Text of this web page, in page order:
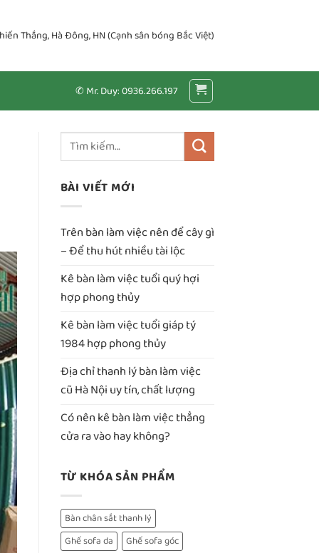
Thắng, Hà Đông, HN (Cạnh sân bóng Bắc Việt)
✆ Mr. Duy: 0936.266.197
BÀI VIẾT MỚI
Trên bàn làm việc nên để cây gì
– Để thu hút nhiều tài lộc
Kê bàn làm việc tuổi quý hợi
hợp phong thủy
Kê bàn làm việc tuổi giáp tý
1984 hợp phong thủy
Địa chỉ thanh lý bàn làm việc
cũ Hà Nội uy tín, chất lượng
Có nên kê bàn làm việc thẳng
cửa ra vào hay không?
TỪ KHÓA SẢN PHẨM
Bàn chân sắt thanh lý
Ghế sofa da
Ghế sofa góc